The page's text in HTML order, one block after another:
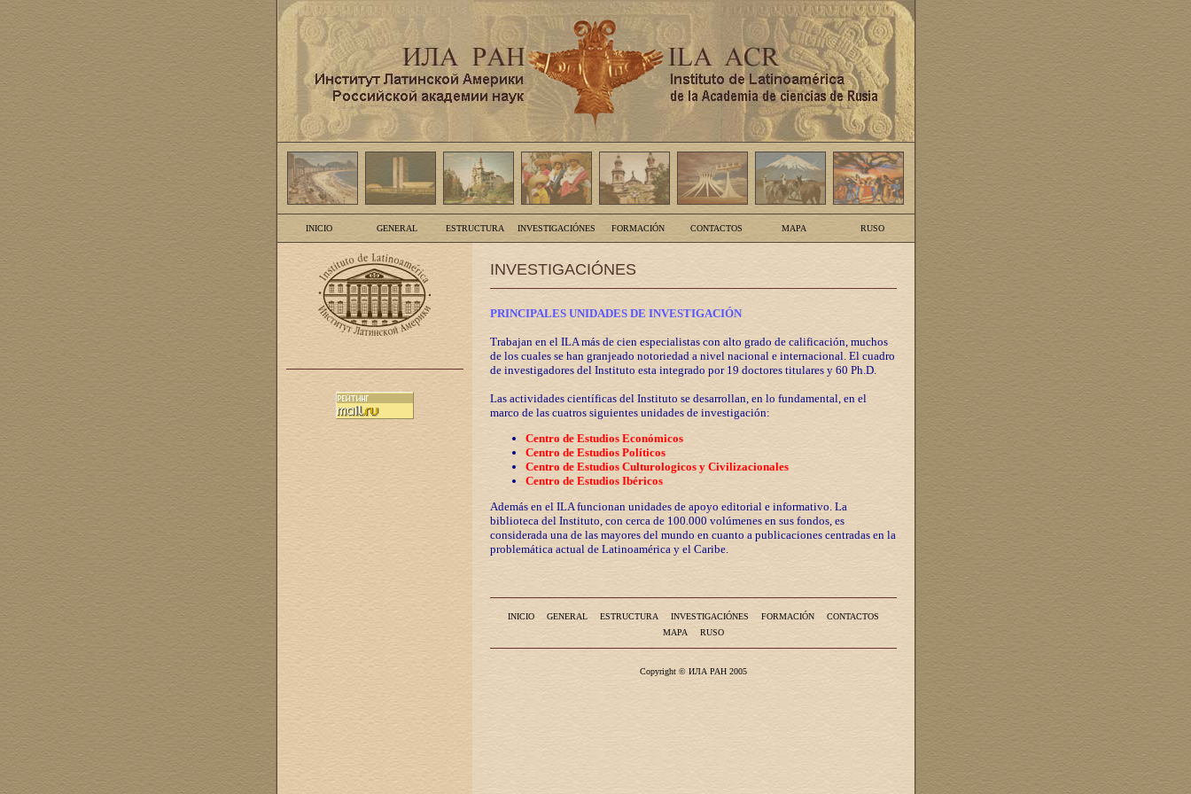
INICIO GENERAL ESTRUCTURA INVESTIGACIÓNES FORMACIÓN CONTACTOS MAPA RUSO
INVESTIGACIÓNES
PRINCIPALES UNIDADES DE INVESTIGACIÓN
Trabajan en el ILA más de cien especialistas con alto grado de calificación, muchos
de los cuales se han granjeado notoriedad a nivel nacional e internacional. El cuadro
de investigadores del Instituto esta integrado por 19 doctores titulares y 60 Ph.D.
Las actividades científicas del Instituto se desarrollan, en lo fundamental, en el
marco de las cuatros siguientes unidades de investigación:
Centro de Estudios Económicos
Centro de Estudios Políticos
Centro de Estudios Culturologicos y Civilizacionales
Centro de Estudios Ibéricos
Además en el ILA funcionan unidades de apoyo editorial e informativo. La
biblioteca del Instituto, con cerca de 100.000 volúmenes en sus fondos, es
considerada una de las mayores del mundo en cuanto a publicaciones centradas en la
problemática actual de Latinoamérica y el Caribe.
INICIO GENERAL ESTRUCTURA INVESTIGACIÓNES FORMACIÓN
CONTACTOS
MAPA
RUSO
Copyright © ИЛА РАН 2005